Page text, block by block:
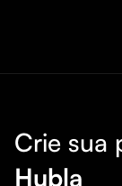
Crie sua
Hubla